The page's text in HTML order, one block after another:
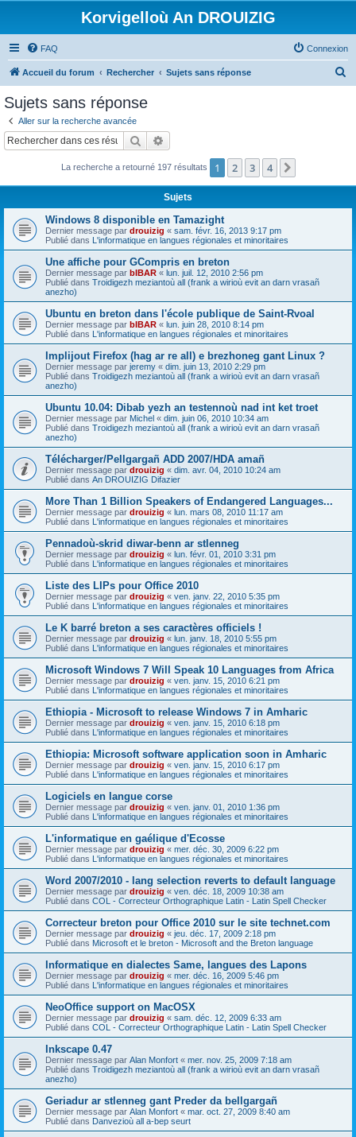
Korvigelloù An DROUIZIG
FAQ Connexion
Accueil du forum Rechercher Sujets sans réponse
c
Sujets sans réponse
Aller sur la recherche avancée
Rechercher
La recherche a retourné 197 résultats 1 2 3 4
Sujets
Windows 8 disponible en Tamazight
Dernier message par drouizig « sam. févr. 16, 2013 9:17 pm
Publié dans L'informatique en langues régionales et minoritaires
Une affiche pour GCompris en breton
Dernier message par bIBAR « lun. juil. 12, 2010 2:56 pm
Publié dans Troidigezh meziantoù all (frank a wirioù evit an darn vrasañ
anezho)
Ubuntu en breton dans l'école publique de Saint-Rvoal
Dernier message par bIBAR « lun. juin 28, 2010 8:14 pm
Publié dans L'informatique en langues régionales et minoritaires
Implijout Firefox (hag ar re all) e brezhoneg gant Linux ?
Dernier message par jeremy « dim. juin 13, 2010 2:29 pm
Publié dans Troidigezh meziantoù all (frank a wirioù evit an darn vrasañ
anezho)
Ubuntu 10.04: Dibab yezh an testennoù nad int ket troet
Dernier message par Michel « dim. juin 06, 2010 10:34 am
Publié dans Troidigezh meziantoù all (frank a wirioù evit an darn vrasañ
anezho)
Télécharger/Pellgargañ ADD 2007/HDA amañ
Dernier message par drouizig « dim. avr. 04, 2010 10:24 am
Publié dans An DROUIZIG Difazier
More Than 1 Billion Speakers of Endangered Languages...
Dernier message par drouizig « lun. mars 08, 2010 11:17 am
Publié dans L'informatique en langues régionales et minoritaires
Pennadoù-skrid diwar-benn ar stlenneg
Dernier message par drouizig « lun. févr. 01, 2010 3:31 pm
Publié dans L'informatique en langues régionales et minoritaires
Liste des LIPs pour Office 2010
Dernier message par drouizig « ven. janv. 22, 2010 5:35 pm
Publié dans L'informatique en langues régionales et minoritaires
Le K barré breton a ses caractères officiels !
Dernier message par drouizig « lun. janv. 18, 2010 5:55 pm
Publié dans L'informatique en langues régionales et minoritaires
Microsoft Windows 7 Will Speak 10 Languages from Africa
Dernier message par drouizig « ven. janv. 15, 2010 6:21 pm
Publié dans L'informatique en langues régionales et minoritaires
Ethiopia - Microsoft to release Windows 7 in Amharic
Dernier message par drouizig « ven. janv. 15, 2010 6:18 pm
Publié dans L'informatique en langues régionales et minoritaires
Ethiopia: Microsoft software application soon in Amharic
Dernier message par drouizig « ven. janv. 15, 2010 6:17 pm
Publié dans L'informatique en langues régionales et minoritaires
Logiciels en langue corse
Dernier message par drouizig « ven. janv. 01, 2010 1:36 pm
Publié dans L'informatique en langues régionales et minoritaires
L'informatique en gaélique d'Ecosse
Dernier message par drouizig « mer. déc. 30, 2009 6:22 pm
Publié dans L'informatique en langues régionales et minoritaires
Word 2007/2010 - lang selection reverts to default language
Dernier message par drouizig « ven. déc. 18, 2009 10:38 am
Publié dans COL - Correcteur Orthographique Latin - Latin Spell Checker
Correcteur breton pour Office 2010 sur le site technet.com
Dernier message par drouizig « jeu. déc. 17, 2009 2:18 pm
Publié dans Microsoft et le breton - Microsoft and the Breton language
Informatique en dialectes Same, langues des Lapons
Dernier message par drouizig « mer. déc. 16, 2009 5:46 pm
Publié dans L'informatique en langues régionales et minoritaires
NeoOffice support on MacOSX
Dernier message par drouizig « sam. déc. 12, 2009 6:33 am
Publié dans COL - Correcteur Orthographique Latin - Latin Spell Checker
Inkscape 0.47
Dernier message par Alan Monfort « mer. nov. 25, 2009 7:18 am
Publié dans Troidigezh meziantoù all (frank a wirioù evit an darn vrasañ
anezho)
Geriadur ar stlenneg gant Preder da bellgargañ
Dernier message par Alan Monfort « mar. oct. 27, 2009 8:40 am
Publié dans Danvezioù all a-bep seurt